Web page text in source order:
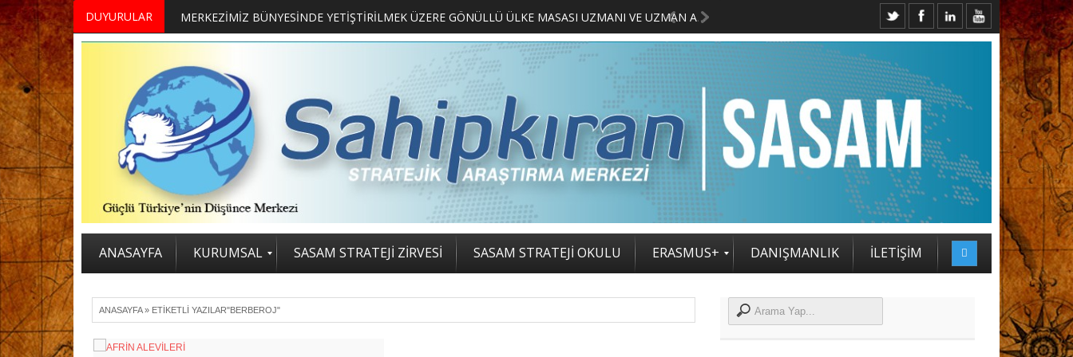
DUYURULAR MERKEZİMİZ BÜNYESİNDE YETİŞTİRİLMEK ÜZERE GÖNÜLLÜ ÜLKE MASASI UZMANI VE UZMAN ADAYLARI ARIYORUZ 2. SASAM STRATEJİ ZİRVESİ KATILIMCILARI BELLİ OLDU
ANASAYFA KURUMSAL SASAM STRATEJİ ZİRVESİ SASAM STRATEJİ OKULU ERASMUS+ DANIŞMANLIK İLETİŞİM
ANASAYFA» ETIKETLI YAZILAR"BERBEROJ"